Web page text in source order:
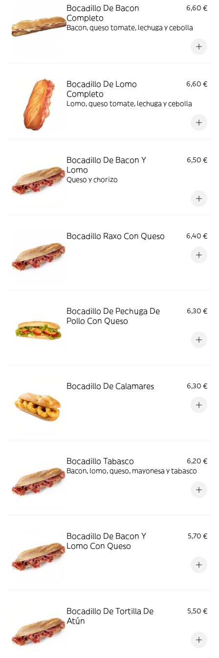
Bocadillo De Bacon
Completo
6,60 €
Bacon, queso tomate, lechuga y cebolla
Bocadillo De Lomo
Completo
6,60 €
Lomo, queso tomate, lechuga y cebolla
Bocadillo De Bacon Y
Lomo
6,50 €
Queso y chorizo
Bocadillo Raxo Con Queso 6,40 €
Bocadillo De Pechuga De
Pollo Con Queso
6,30 €
Bocadillo De Calamares 6,30 €
Bocadillo Tabasco
6,20 €
Bacon, lomo, queso, mayonesa y tabasco
Bocadillo De Bacon Y
Lomo Con Queso
5,70 €
Bocadillo De Tortilla De
Atún
5,50 €